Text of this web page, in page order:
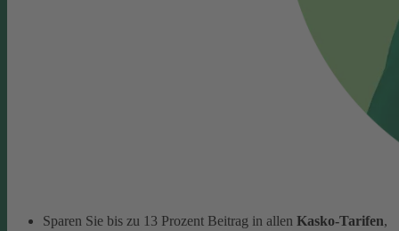
Sparen Sie bis zu 13 Prozent Beitrag in allen Kasko-Tarifen,